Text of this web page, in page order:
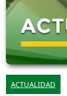
ACTUALIDAD